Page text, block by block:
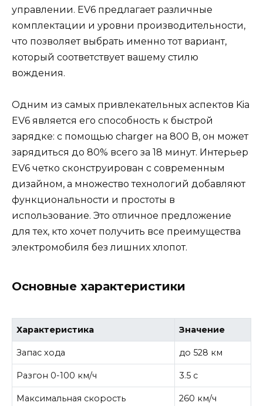
управлении. EV6 предлагает различные
комплектации и уровни производительности,
что позволяет выбрать именно тот вариант,
который соответствует вашему стилю
вождения.
Одним из самых привлекательных аспектов Kia
EV6 является его способность к быстрой
зарядке: с помощью charger на 800 В, он может
зарядиться до 80% всего за 18 минут. Интерьер
EV6 четко сконструирован с современным
дизайном, а множество технологий добавляют
функциональности и простоты в
использование. Это отличное предложение
для тех, кто хочет получить все преимущества
электромобиля без лишних хлопот.
Основные характеристики
Характеристика Значение
Запас хода до 528 км
Разгон 0-100 км/ч 3.5 с
Максимальная скорость 260 км/ч